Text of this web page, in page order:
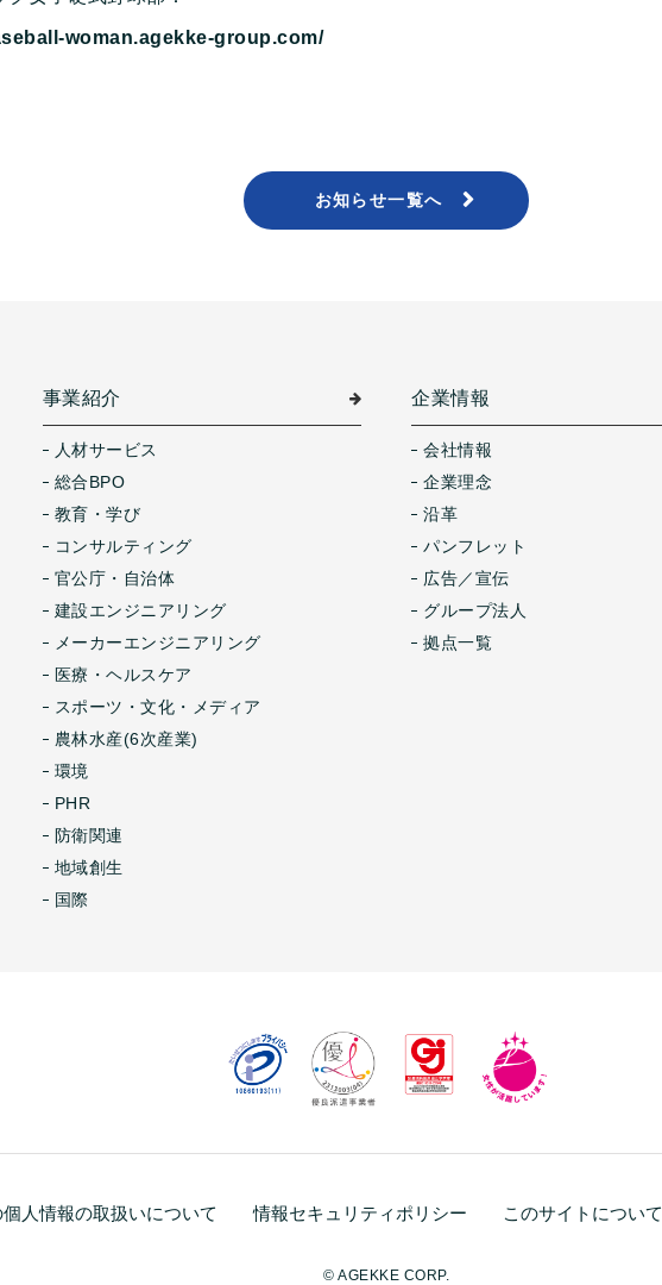
woman.agekke-group.com/
お知らせ一覧へ
事業紹介
人材サービス
総合BPO
教育・学び
コンサルティング
官公庁・自治体
建設エンジニアリング
メーカーエンジニアリング
医療・ヘルスケア
スポーツ・文化・メディア
農林水産(6次産業)
環境
PHR
防衛関連
地域創生
国際
企業情報
会社情報
企業理念
沿革
パンフレット
広告／宣伝
グループ法人
拠点一覧
人情報の取扱いについて 情報セキュリティポリシー このサイトについて
© AGEKKE CORP.